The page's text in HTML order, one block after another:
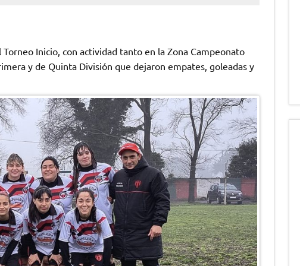
Inicio, con actividad tanto en la Zona Campeonato
y de Quinta División que dejaron empates, goleadas y